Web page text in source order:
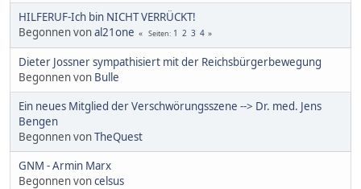
HILFERUF-Ich bin NICHT VERRÜCKT!
Begonnen vonal21one Seiten 1 2 3 4
Dieter Jossner sympathisiert mit der Reichsbürgerbewegung
Begonnen von Bulle
Ein neues Mitglied der Verschwörungsszene --> Dr. med. Jens
Bengen
Begonnen vonTheQuest
GNM - Armin Marx
Begonnen voncelsus